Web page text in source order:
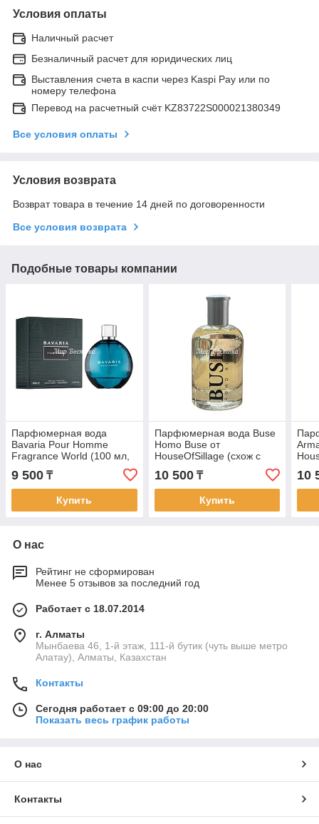
Условия оплаты
Наличный расчет
Безналичный расчет для юридических лиц
Выставления счета в каспи через Kaspi Pay или по
номеру телефона
Перевод на расчетный счёт KZ83722S000021380349
Все условия оплаты
Условия возврата
Возврат товара в течение 14 дней по договоренности
Все условия возврата
Подобные товары компании
Парфюмерная вода
Bavaria Pour Homme
Fragrance World (100 мл,
9 500 ₸
Купить
Парфюмерная вода Buse
Homo Buse от
HouseOfSillage (схож с
Boss Bottled от Hugo Boss,
100 мл)
10 500₸
Купить
10
О нас
Рейтинг не сформирован
Менее 5 отзывов за последний год
Работает с 18.07.2014
г. Алматы
Мынбаева 46, 1-й этаж, 111-й бутик (чуть выше метро
Алатау), Алматы, Казахстан
Контакты
Сегодня работает с 09:00 до 20:00
Показать весь график работы
О нас
Контакты